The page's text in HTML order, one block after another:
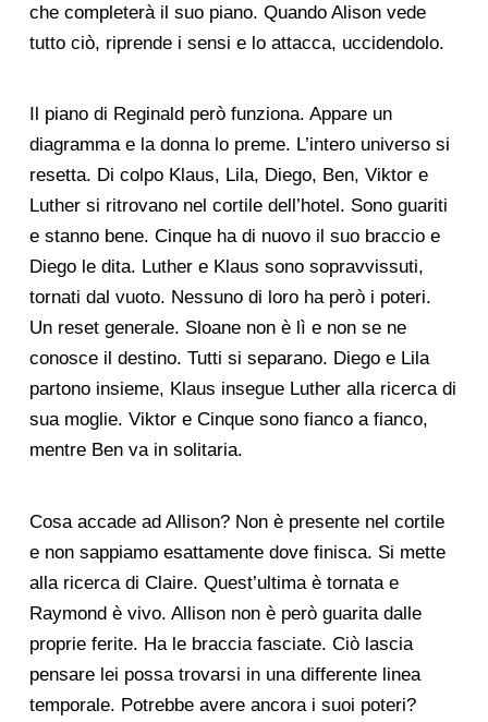
che completerà il suo piano. Quando Alison vede
tutto ciò, riprende i sensi e lo attacca, uccidendolo.
Il piano di Reginald però funziona. Appare un
diagramma e la donna lo preme. L’intero universo si
resetta. Di colpo Klaus, Lila, Diego, Ben, Viktor e
Luther si ritrovano nel cortile dell’hotel. Sono guariti
e stanno bene. Cinque ha di nuovo il suo braccio e
Diego le dita. Luther e Klaus sono sopravvissuti,
tornati dal vuoto. Nessuno di loro ha però i poteri.
Un reset generale. Sloane non è lì e non se ne
conosce il destino. Tutti si separano. Diego e Lila
partono insieme, Klaus insegue Luther alla ricerca di
sua moglie. Viktor e Cinque sono fianco a fianco,
mentre Ben va in solitaria.
Cosa accade ad Allison? Non è presente nel cortile
e non sappiamo esattamente dove finisca. Si mette
alla ricerca di Claire. Quest’ultima è tornata e
Raymond è vivo. Allison non è però guarita dalle
proprie ferite. Ha le braccia fasciate. Ciò lascia
pensare lei possa trovarsi in una differente linea
temporale. Potrebbe avere ancora i suoi poteri?